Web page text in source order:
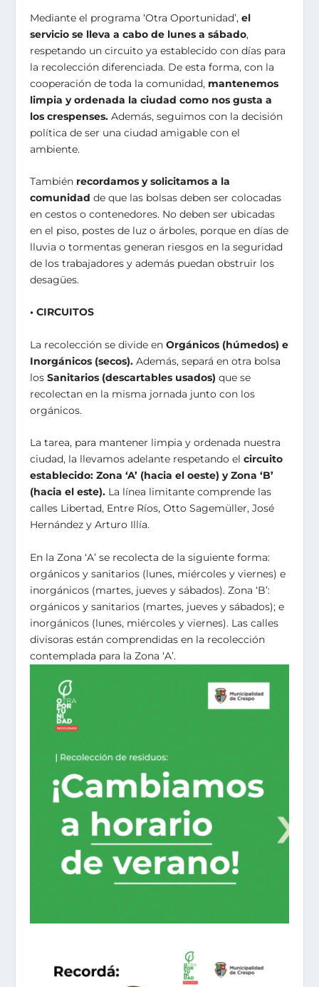
Mediante el programa ‘Otra Oportunidad’,el
servicio se lleva a cabo de lunes a sábado,
respetando un circuito ya establecido con días para
la recolección diferenciada. De esta forma, con la
cooperación de toda la comunidad, mantenemos
limpia y ordenada la ciudad como nos gusta a
los crespenses. Además, seguimos con la decisión
política de ser una ciudad amigable con el
ambiente.
También recordamos y solicitamos a la
comunidad de que las bolsas deben ser colocadas
en cestos o contenedores. No deben ser ubicadas
en el piso, postes de luz o árboles, porque en días de
lluvia o tormentas generan riesgos en la seguridad
de los trabajadores y además puedan obstruir los
desagües.
• CIRCUITOS
La recolección se divide enOrgánicos (húmedos) e
Inorgánicos (secos). Además, separá en otra bolsa
losSanitarios (descartables usados) que se
recolectan en la misma jornada junto con los
orgánicos.
La tarea, para mantener limpia y ordenada nuestra
ciudad, la llevamos adelante respetando elcircuito
establecido: Zona ‘A’ (hacia el oeste) y Zona ‘B’
(hacia el este). La línea limitante comprende las
calles Libertad, Entre Ríos, Otto Sagemüller, José
Hernández y Arturo Illía.
En la Zona ‘A’ se recolecta de la siguiente forma:
orgánicos y sanitarios (lunes, miércoles y viernes) e
inorgánicos (martes, jueves y sábados). Zona ‘B’:
orgánicos y sanitarios (martes, jueves y sábados); e
inorgánicos (lunes, miércoles y viernes). Las calles
divisoras están comprendidas en la recolección
contemplada para la Zona ‘A’.